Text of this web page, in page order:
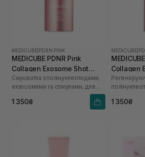
MEDICUBE PDRN PINK
MEDICUBE PDNR Pink
Collagen Exosome Shot
2000 30 мл
Сироватка з полінуклеотидами,
екзосомами та спікулами, для
1 350₴
MEDICUBE
Collagen
7500 30
1 350₴